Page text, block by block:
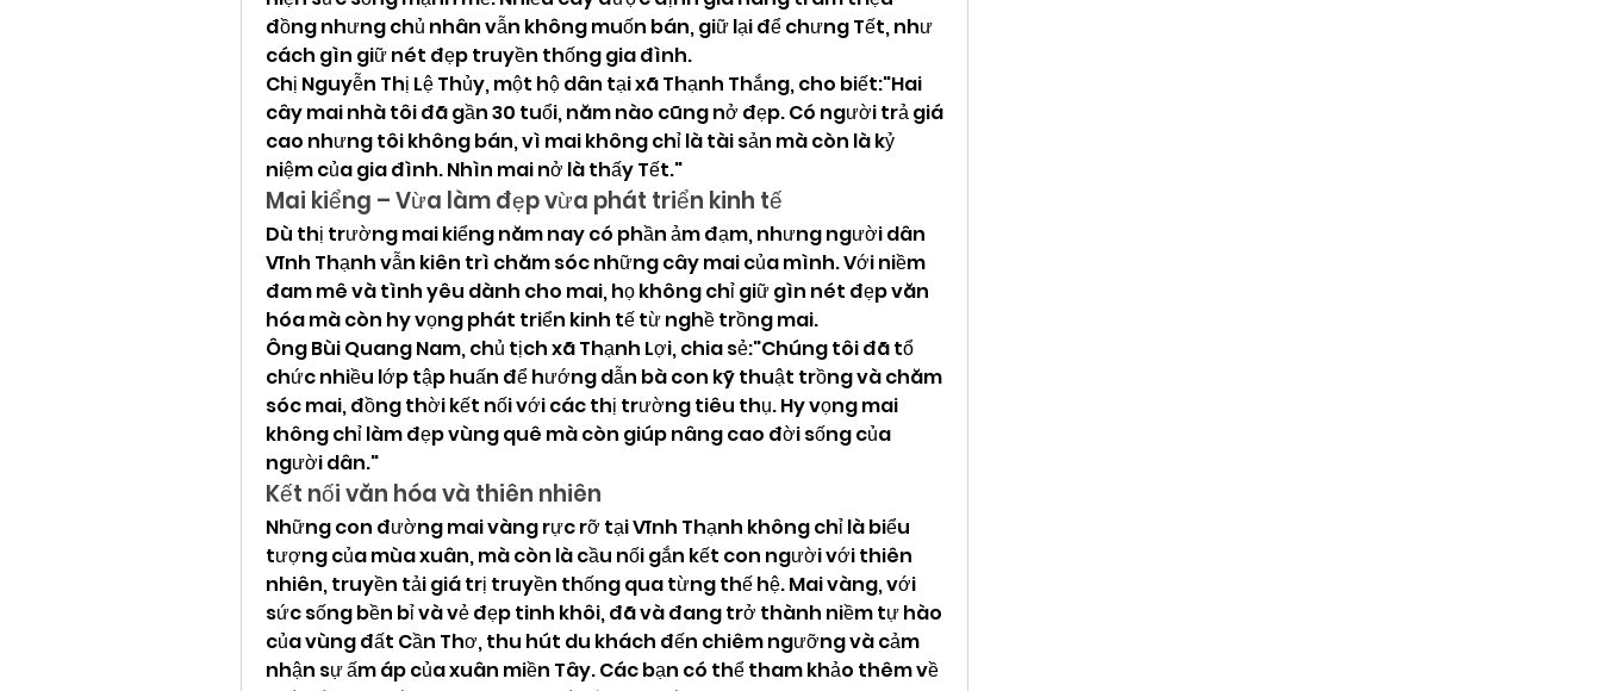
đồng nhưng chủ nhân vẫn không muốn bán, giữ lại để chưng Tết, như
cách gìn giữ nét đẹp truyền thống gia đình.
Chị Nguyễn Thị Lệ Thủy, một hộ dân tại xã Thạnh Thắng, cho biết:"Hai
cây mai nhà tôi đã gần 30 tuổi, năm nào cũng nở đẹp. Có người trả giá
cao nhưng tôi không bán, vì mai không chỉ là tài sản mà còn là kỷ
niệm của gia đình. Nhìn mai nở là thấy Tết."
Mai kiểng – Vừa làm đẹp vừa phát triển kinh tế
Dù thị trường mai kiểng năm nay có phần ảm đạm, nhưng người dân
Vĩnh Thạnh vẫn kiên trì chăm sóc những cây mai của mình. Với niềm
đam mê và tình yêu dành cho mai, họ không chỉ giữ gìn nét đẹp văn
hóa mà còn hy vọng phát triển kinh tế từ nghề trồng mai.
Ông Bùi Quang Nam, chủ tịch xã Thạnh Lợi, chia sẻ:"Chúng tôi đã tổ
chức nhiều lớp tập huấn để hướng dẫn bà con kỹ thuật trồng và chăm
sóc mai, đồng thời kết nối với các thị trường tiêu thụ. Hy vọng mai
không chỉ làm đẹp vùng quê mà còn giúp nâng cao đời sống của
người dân."
Kết nối văn hóa và thiên nhiên
Những con đường mai vàng rực rỡ tại Vĩnh Thạnh không chỉ là biểu
tượng của mùa xuân, mà còn là cầu nối gắn kết con người với thiên
nhiên, truyền tải giá trị truyền thống qua từng thế hệ. Mai vàng, với
sức sống bền bỉ và vẻ đẹp tinh khôi, đã và đang trở thành niềm tự hào
của vùng đất Cần Thơ, thu hút du khách đến chiêm ngưỡng và cảm